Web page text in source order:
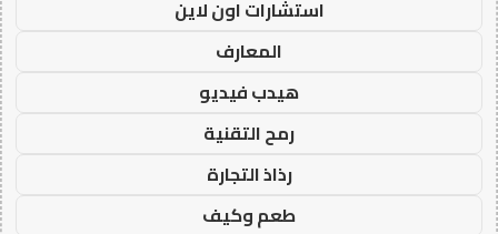
استشارات اون لاين
المعارف
هيدب فيديو
رمح التقنية
رذاذ التجارة
طعم وكيف